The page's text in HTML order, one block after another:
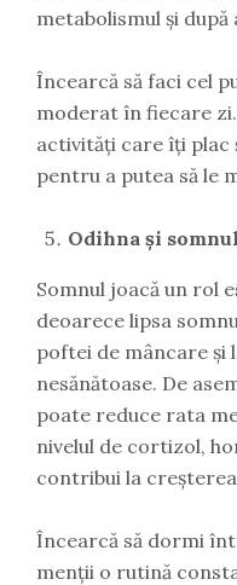
metabolismul și
Încearcă să faci cel
moderat în fiecare
activități care îți plac
pentru a putea să le
Odihna și
Somnul joacă un rol
deoarece lipsa
poftei de mâncare și
nesănătoase. De
poate reduce rata
nivelul de cortizol,
contribui la
Încearcă să dormi
menții o rutină